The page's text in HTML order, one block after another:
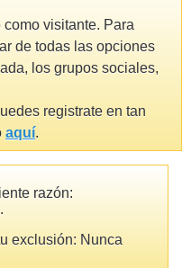
visitante. Para
de todas las opciones
los grupos sociales,
registrate en tan
aquí.
razón:
exclusión: Nunca